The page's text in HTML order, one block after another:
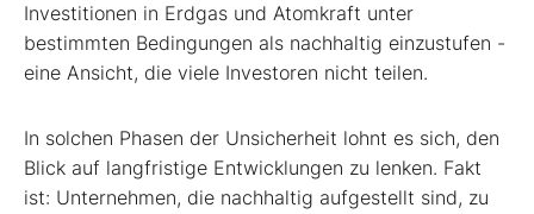
Investitionen in Erdgas und Atomkraft unter
bestimmten Bedingungen als nachhaltig einzustufen -
eine Ansicht, die viele Investoren nicht teilen.
In solchen Phasen der Unsicherheit lohnt es sich, den
Blick auf langfristige Entwicklungen zu lenken. Fakt
ist: Unternehmen, die nachhaltig aufgestellt sind, zu